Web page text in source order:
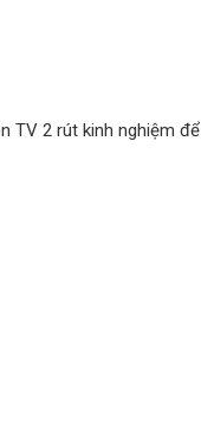
TV 2 rút kinh nghiệm để